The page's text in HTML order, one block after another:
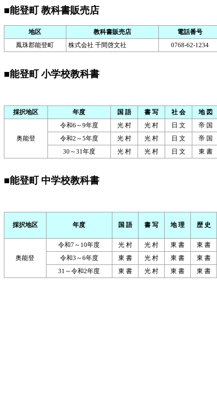
■能登町 教科書販売店
地区 教科書販売店
電話番号
鳳珠郡能登町
株式会社 千間啓文社 0768-62-1234
■能登町 小学校教科書
採択地区 年度 国 語 書 写 社 会 地 図
奥能登
令和6～9年度 光 村 光 村 日 文
帝 国
令和2～5年度
光 村 光 村 日 文
帝 国
30～31年度
光 村 光 村 日 文 東 書
■能登町 中学校教科書
採択地区 年度 国 語 書 写 地 理 歴 史
奥能登
令和7～10年度 光 村 光 村 東 書
東 書
令和3～6年度
東 書 光 村 東 書
東 書
31～令和2年度
東 書 光 村 東 書 東 書